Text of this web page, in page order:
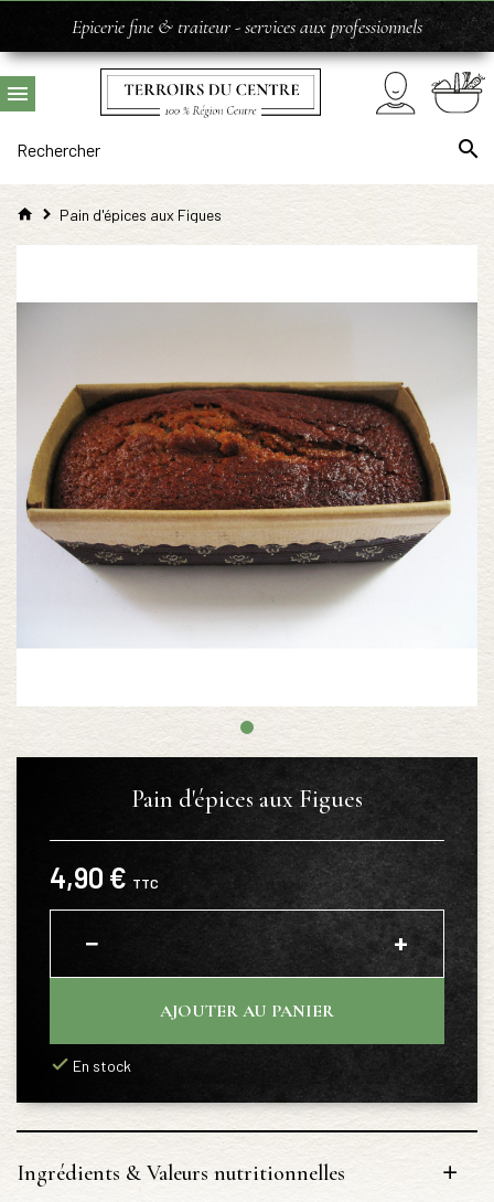
Epicerie fine & traiteur - services aux professionnels
Pain d'épices aux Figues
Pain d'épices aux Figues
4,90 € TTC
− +
AJOUTER AU PANIER
En stock
Ingrédients & Valeurs nutritionnelles